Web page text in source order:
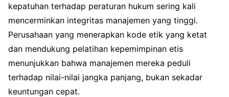
kepatuhan terhadap peraturan hukum sering kali
mencerminkan integritas manajemen yang tinggi.
Perusahaan yang menerapkan kode etik yang ketat
dan mendukung pelatihan kepemimpinan etis
menunjukkan bahwa manajemen mereka peduli
terhadap nilai-nilai jangka panjang, bukan sekadar
keuntungan cepat.